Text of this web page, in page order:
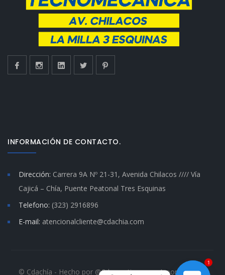
INFORMACIÓN DE CONTACTO.
Dirección: Carrera 9A Nº 21-31, Avenida Chilacos //// Vía
Cajicá – Chía, Puente Peatonal Tres Esquinas
Telefono: (323) 2916896
E-mail: atencionalcliente@cdachia.com
© Cdachía - Hecho por @Sdacreativos con Amor. Cdachia
1